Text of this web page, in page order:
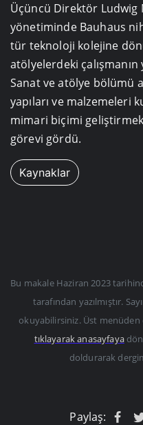
Üçüncü Direktör Ludwig
yönetiminde Bauhaus
tür teknoloji kolejine
atölyelerdeki çalışmanın
Sanat ve atölye bölümü
yapıları ve malzemeleri
mimari biçimi
görevi gördü.
Kaynaklar
Bu makale Haziran 2023
tarafından yazılmıştır.
okuyabilirsiniz. Üst menüden
tıklayarak anasayfaya
doldurarak
Paylaş: